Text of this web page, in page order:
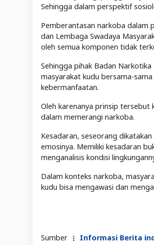
Sehingga dalam perspektif
Pemberantasan narkoba dalam
dan Lembaga Swadaya
oleh semua komponen tidak
Sehingga pihak Badan
masyarakat kudu bersama-
kebermanfaatan.
Oleh karenanya prinsip tersebut
dalam memerangi narkoba.
Kesadaran, seseorang
emosinya. Memiliki kesadaran
menganalisis kondisi
Dalam konteks narkoba,
kudu bisa mengawasi dan
Sumber Informasi Berita